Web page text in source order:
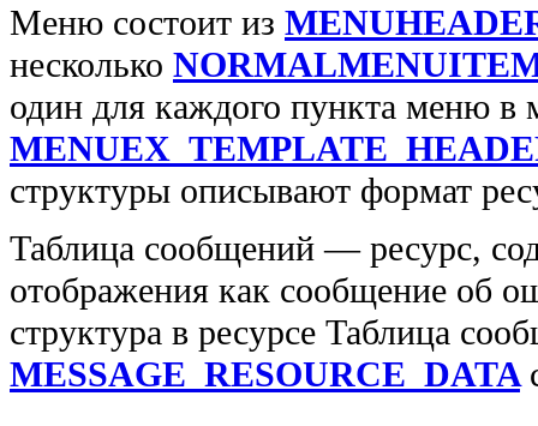
Меню состоит из
несколько
один для каждого пункта меню
структуры описывают формат
Таблица сообщений — ресурс,
отображения как сообщение об
структура в ресурсе Таблица
MESSAGE_RESOURCE_DATA